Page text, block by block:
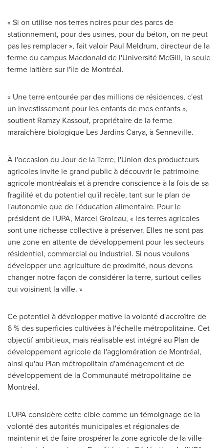
« Si on utilise nos terres noires pour des parcs de
stationnement, pour des usines, pour du béton, on ne peut
pas les remplacer », fait valoir Paul Meldrum, directeur de la
ferme du campus Macdonald de l'Université McGill, la seule
ferme laitière sur l'île de Montréal.
« Une terre entourée par des millions de résidences, c'est
un investissement pour les enfants de mes enfants »,
soutient Ramzy Kassouf, propriétaire de la ferme
maraîchère biologique Les Jardins Carya, àSenneville.
À l'occasion du Jour de la Terre, l'Union des producteurs
agricoles invite le grand public à découvrir le patrimoine
agricole montréalais et à prendre conscience à la fois de sa
fragilité et du potentiel qu'il recèle, tant sur le plan de
l'autonomie que de l'éducation alimentaire. Pour le
président de l'UPA, Marcel Groleau, « les terres agricoles
sont une richesse collective à préserver. Elles ne sont pas
une zone en attente de développement pour les secteurs
résidentiel, commercial ou industriel. Si nous voulons
développer une agriculture de proximité, nous devons
changer notre façon de considérer la terre, surtout celles
qui voisinent la ville. »
Ce potentiel à développer motive la volonté d'accroître de
6 % des superficies cultivées à l'échelle métropolitaine. Cet
objectif ambitieux, mais réalisable est intégré au Plan de
développement agricole de l'agglomération de Montréal,
ainsi qu'au Plan métropolitain d'aménagement et de
développement de la Communauté métropolitaine de
Montréal.
L'UPA considère cette cible comme un témoignage de la
volonté des autorités municipales et régionales de
maintenir et de faire prospérer la zone agricole de la ville-